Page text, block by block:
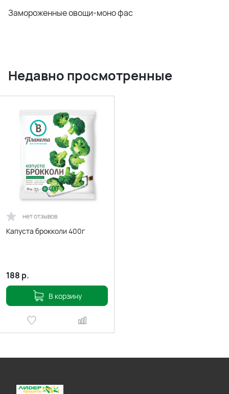
Замороженные овощи-моно фас
Недавно просмотренные
нет отзывов
Капуста брокколи 400г
188 р.
В корзину